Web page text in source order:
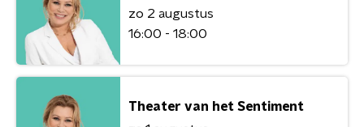
zo 2 augustus
16:00 - 18:00
Theater van het Sentiment